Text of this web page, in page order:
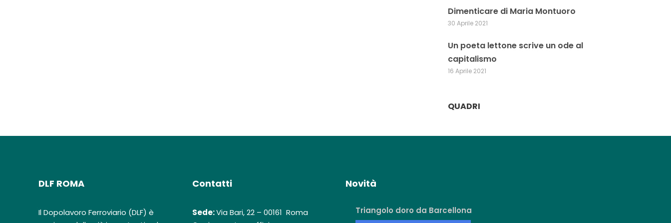
Dimenticare di Maria Montuoro
30 Aprile 2021
Un poeta lettone scrive un ode al
capitalismo
16 Aprile 2021
QUADRI
DLF ROMA
Il Dopolavoro Ferroviario (DLF) è
Contatti
Sede:Via Bari, 22 – 00161 Roma
Novità
Triangolo doro da Barcellona